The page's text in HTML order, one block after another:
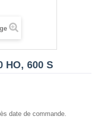
HO, 600 S
date de commande.